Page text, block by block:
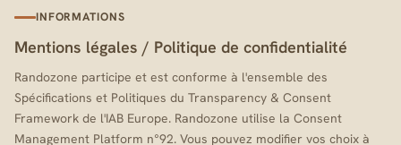
INFORMATIONS
Mentions légales / Politique de confidentialité
Randozone participe et est conforme à l'ensemble des
Spécifications et Politiques du Transparency & Consent
Framework de l'IAB Europe. Randozone utilise la Consent
Management Platform n°92. Vous pouvez modifier vos choix à